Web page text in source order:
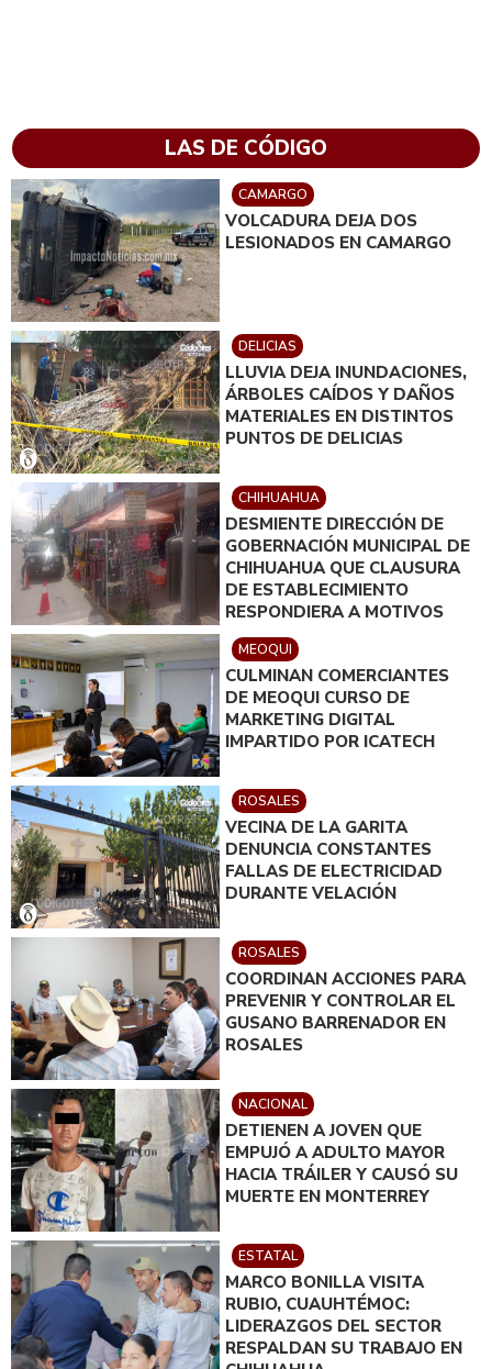
LAS DE CÓDIGO
CAMARGO
VOLCADURA DEJA DOS
LESIONADOS EN CAMARGO
DELICIAS
LLUVIA DEJA INUNDACIONES,
ÁRBOLES CAÍDOS Y DAÑOS
MATERIALES EN DISTINTOS
PUNTOS DE DELICIAS
CHIHUAHUA
DESMIENTE DIRECCIÓN DE
GOBERNACIÓN MUNICIPAL DE
CHIHUAHUA QUE CLAUSURA
DE ESTABLECIMIENTO
RESPONDIERA A MOTIVOS
POLÍTICOS
MEOQUI
CULMINAN COMERCIANTES
DE MEOQUI CURSO DE
MARKETING DIGITAL
IMPARTIDO POR ICATECH
ROSALES
VECINA DE LA GARITA
DENUNCIA CONSTANTES
FALLAS DE ELECTRICIDAD
DURANTE VELACIÓN
ROSALES
COORDINAN ACCIONES PARA
PREVENIR Y CONTROLAR EL
GUSANO BARRENADOR EN
ROSALES
NACIONAL
DETIENEN A JOVEN QUE
EMPUJÓ A ADULTO MAYOR
HACIA TRÁILER Y CAUSÓ SU
MUERTE EN MONTERREY
ESTATAL
MARCO BONILLA VISITA
RUBIO, CUAUHTÉMOC:
LIDERAZGOS DEL SECTOR
RESPALDAN SU TRABAJO EN